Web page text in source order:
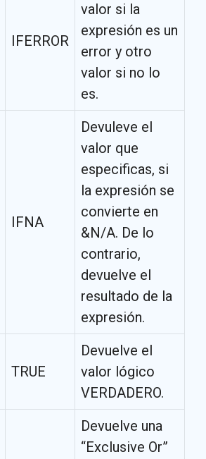
IFERROR
valor si la
expresión es un
error y otro
valor si no lo
es.
IFNA
Devuleve el
valor que
especificas, si
la expresión se
convierte en
&N/A. De lo
contrario,
devuelve el
resultado de la
expresión.
TRUE
Devuelve el
valor lógico
VERDADERO.
Devuelve una
“Exclusive Or”